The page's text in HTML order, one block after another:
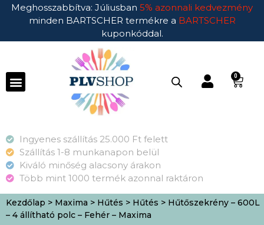
Meghosszabbítva: Júliusban 5% azonnali kedvezmény
minden BARTSCHER termékre a BARTSCHER
kuponkóddal.
0
Ingyenes szállítás 25.000 Ft felett
Szállítás 1-8 munkanapon belül
Kiváló minőség alacsony árakon
Több mint 1000 termék azonnal raktáron
Kezdőlap > Maxima > Hűtés > Hűtés > Hűtőszekrény – 600L
– 4 állítható polc – Fehér – Maxima